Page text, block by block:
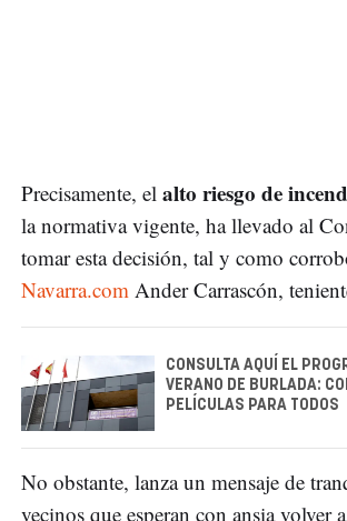
Precisamente, el alto riesgo de
la normativa vigente, ha llevado al
tomar esta decisión, tal y como
Navarra.com Ander Carrascón,
CONSULTA AQUÍ EL
VERANO DE BURLADA:
PELÍCULAS PARA TODOS
No obstante, lanza un mensaje de
vecinos que esperan con ansia volver